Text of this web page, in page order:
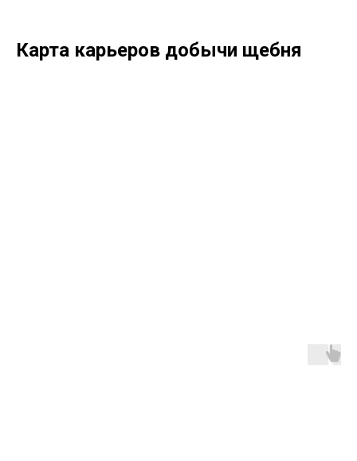
Карта карьеров добычи щебня